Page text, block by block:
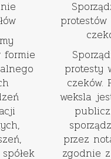
formie
protesty
czeków.
weksla
przez
zgodnie